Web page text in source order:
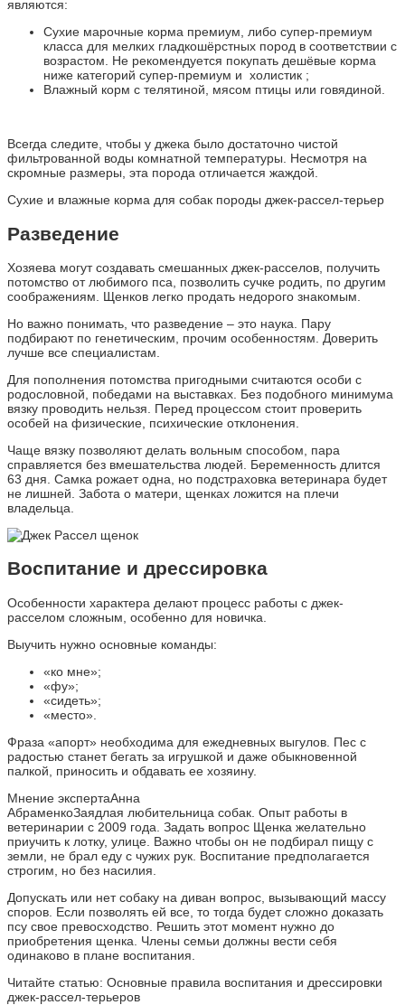
являются:
Сухие марочные корма премиум, либо супер-премиум
класса для мелких гладкошёрстных пород в соответствии с
возрастом. Не рекомендуется покупать дешёвые корма
ниже категорий супер-премиум и холистик ;
Влажный корм с телятиной, мясом птицы или говядиной.
Всегда следите, чтобы у джека было достаточно чистой
фильтрованной воды комнатной температуры. Несмотря на
скромные размеры, эта порода отличается жаждой.
Сухие и влажные корма для собак породы джек-рассел-терьер
Разведение
Хозяева могут создавать смешанных джек-расселов, получить
потомство от любимого пса, позволить сучке родить, по другим
соображениям. Щенков легко продать недорого знакомым.
Но важно понимать, что разведение – это наука. Пару
подбирают по генетическим, прочим особенностям. Доверить
лучше все специалистам.
Для пополнения потомства пригодными считаются особи с
родословной, победами на выставках. Без подобного минимума
вязку проводить нельзя. Перед процессом стоит проверить
особей на физические, психические отклонения.
Чаще вязку позволяют делать вольным способом, пара
справляется без вмешательства людей. Беременность длится
63 дня. Самка рожает одна, но подстраховка ветеринара будет
не лишней. Забота о матери, щенках ложится на плечи
владельца.
Воспитание и дрессировка
Особенности характера делают процесс работы с джек-
расселом сложным, особенно для новичка.
Выучить нужно основные команды:
«ко мне»;
«фу»;
«сидеть»;
«место».
Фраза «апорт» необходима для ежедневных выгулов. Пес с
радостью станет бегать за игрушкой и даже обыкновенной
палкой, приносить и обдавать ее хозяину.
Мнение экспертаАнна
АбраменкоЗаядлая любительница собак. Опыт работы в
ветеринарии с 2009 года. Задать вопрос Щенка желательно
приучить к лотку, улице. Важно чтобы он не подбирал пищу с
земли, не брал еду с чужих рук. Воспитание предполагается
строгим, но без насилия.
Допускать или нет собаку на диван вопрос, вызывающий массу
споров. Если позволять ей все, то тогда будет сложно доказать
псу свое превосходство. Решить этот момент нужно до
приобретения щенка. Члены семьи должны вести себя
одинаково в плане воспитания.
Читайте статью: Основные правила воспитания и дрессировки
джек-рассел-терьеров